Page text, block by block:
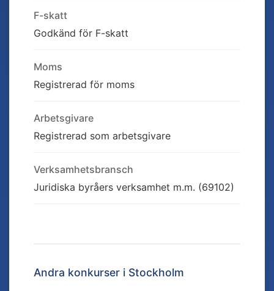
F-skatt
Godkänd för F-skatt
Moms
Registrerad för moms
Arbetsgivare
Registrerad som arbetsgivare
Verksamhetsbransch
Juridiska byråers verksamhet m.m. (69102)
Andra konkurser i Stockholm